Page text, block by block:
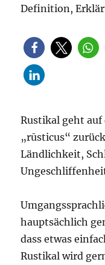
Rustikal geht
„rūsticus“
Ländlichkeit,
hauptsächlich
dass etwas
Rustikal wird